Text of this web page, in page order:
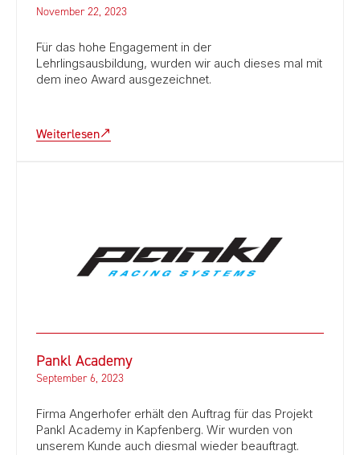
November 22, 2023
Für das hohe Engagement in der
Lehrlingsausbildung, wurden wir auch dieses mal mit
dem ineo Award ausgezeichnet.
Weiterlesen
Pankl Academy
September 6, 2023
Firma Angerhofer erhält den Auftrag für das Projekt
Pankl Academy in Kapfenberg. Wir wurden von
unserem Kunde auch diesmal wieder beauftragt.